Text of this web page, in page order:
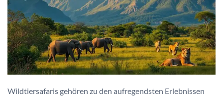
Wildtiersafaris gehören zu den aufregendsten Erlebnissen